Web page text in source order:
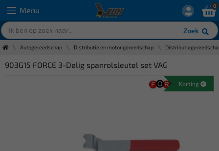
Menu
Zoek
0
Autogereedschap Distributie en motor gereedschap
903G15 FORCE 3-Delig spanrolsleutel set VAG
Korting